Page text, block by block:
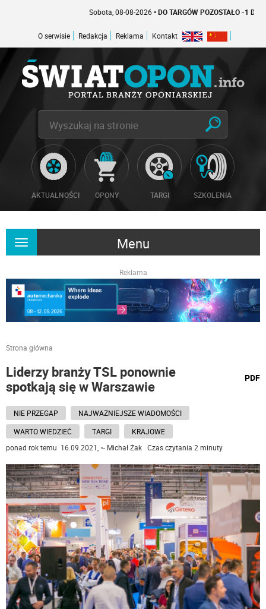
Sobota, 08-08-2026• DO TARGÓW POZOSTAŁO -1 DNI
O serwisie Redakcja Reklama Kontakt
AKTUALNOŚCI OPONY TARGI SZKOLENIA
Menu
Rozwiń
Reklama
Strona główna
Liderzy branży TSL ponownie
spotkają się w Warszawie
PDF
NIE PRZEGAP
NAJWAŻNIEJSZE WIADOMOŚCI
WARTO WIEDZIEĆ
TARGI
KRAJOWE
ponad rok temu 16.09.2021, ~ Michał Żak Czas czytania 2 minuty